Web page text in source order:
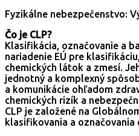
Fyzikálne nebezpečenstvo:
Čo je CLP?
Klasifikácia, označovanie a
nariadenie EÚ pre
chemických látok a zmesí.
jednotný a komplexný
a komunikácie ohľadom
chemických rizík a
CLP je založené na
klasifikovania a označovania